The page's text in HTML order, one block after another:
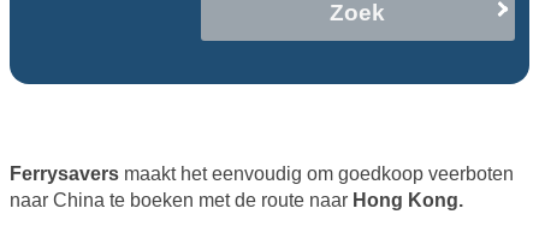
Zoek
Ferrysavers maakt het eenvoudig om goedkoop veerboten
naar China te boeken met de route naar Hong Kong.